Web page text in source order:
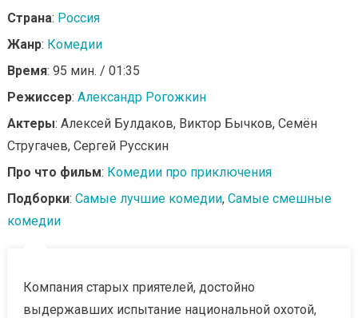
Страна: Россия
Жанр: Комедии
Время: 95 мин. / 01:35
Режиссер: Александр Рогожкин
Актеры: Алексей Булдаков, Виктор Бычков, Семён
Стругачев, Сергей Русскин
Про что фильм: Комедии про приключения
Подборки: Самые лучшие комедии, Самые смешные
комедии
Компания старых приятелей, достойно
выдержавших испытание национальной охотой,